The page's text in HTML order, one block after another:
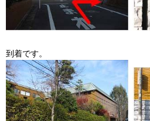
到着です。